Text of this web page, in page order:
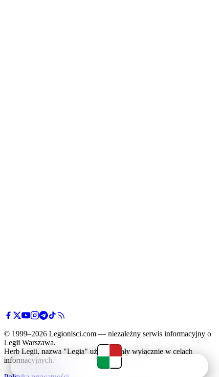
© 1999–2026 Legionisci.com — niezależny serwis informacyjny o
Legii Warszawa.
Herb Legii, nazwa "Legia" użyte zostały wyłącznie w celach
informacyjnych.